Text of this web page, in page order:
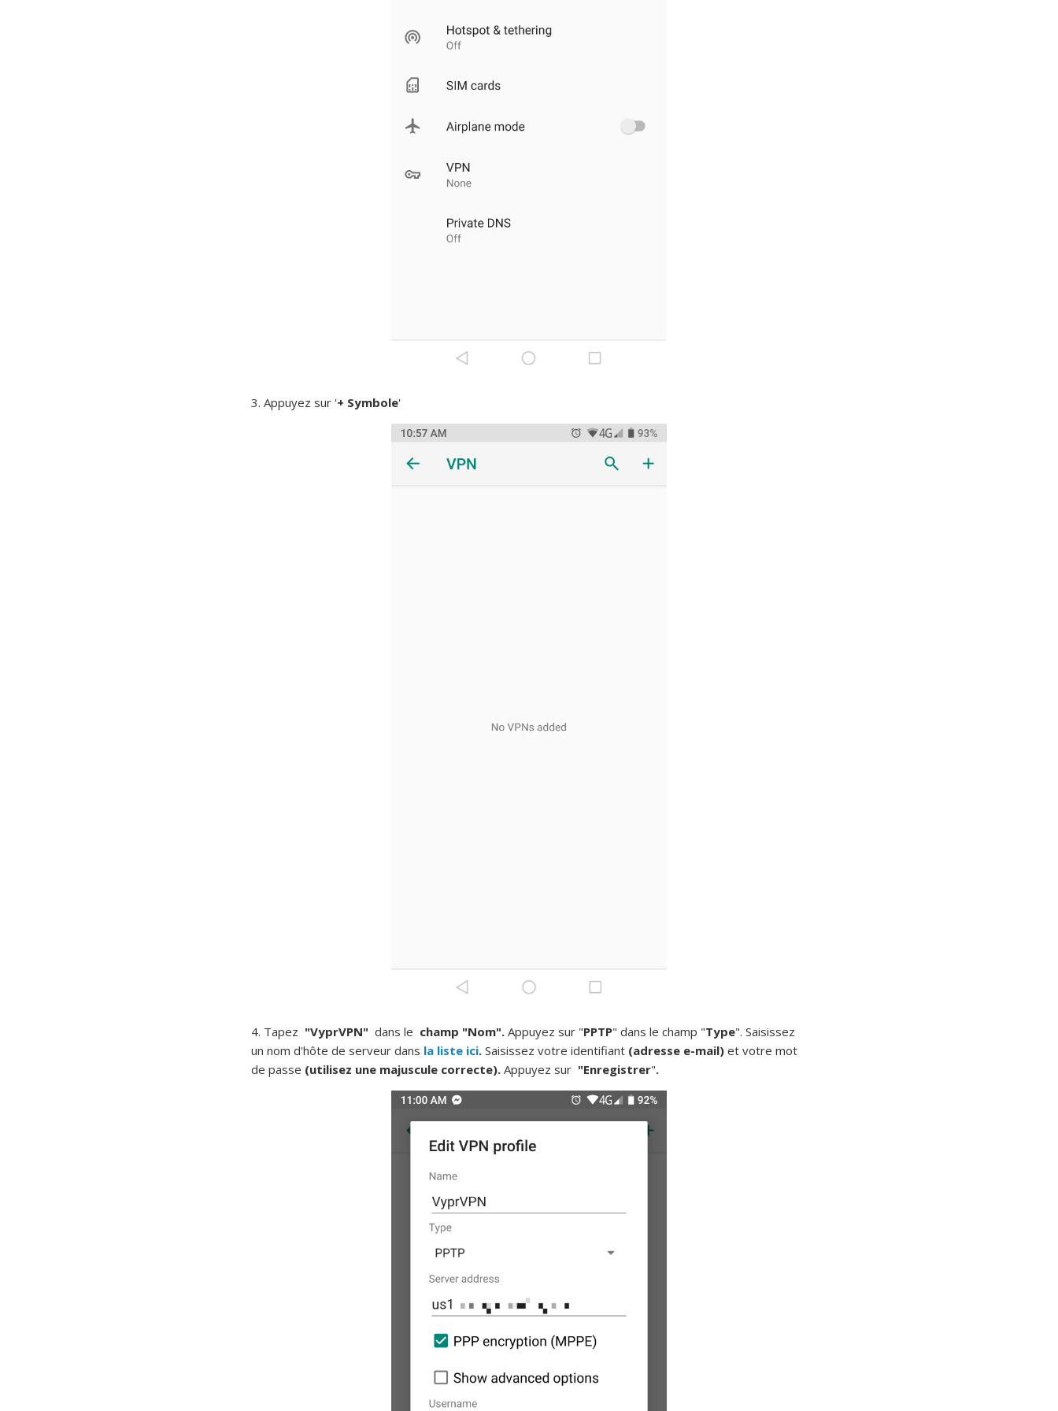
3. Appuyez sur '+ Symbole'
4. Tapez "VyprVPN" dans le champ "Nom".Appuyez sur "PPTP" dans le champ "Type".Saisissez
un nom d'hôte de serveur dans la liste ici.Saisissez votre identifiant (adresse e-mail) et votre mot
de passe (utilisez une majuscule correcte).Appuyez sur "Enregistrer".